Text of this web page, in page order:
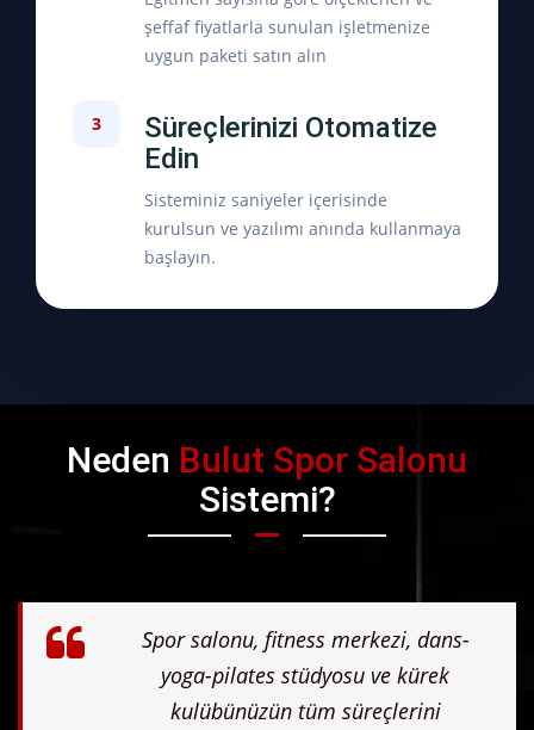
şeffaf fiyatlarla sunulan işletmenize
uygun paketi satın alın
3
Süreçlerinizi Otomatize
Edin
Sisteminiz saniyeler içerisinde
kurulsun ve yazılımı anında kullanmaya
başlayın.
Neden Bulut Spor Salonu
Sistemi?
Spor salonu, fitness merkezi, dans-
yoga-pilates stüdyosu ve kürek
kulübünüzün tüm süreçlerini